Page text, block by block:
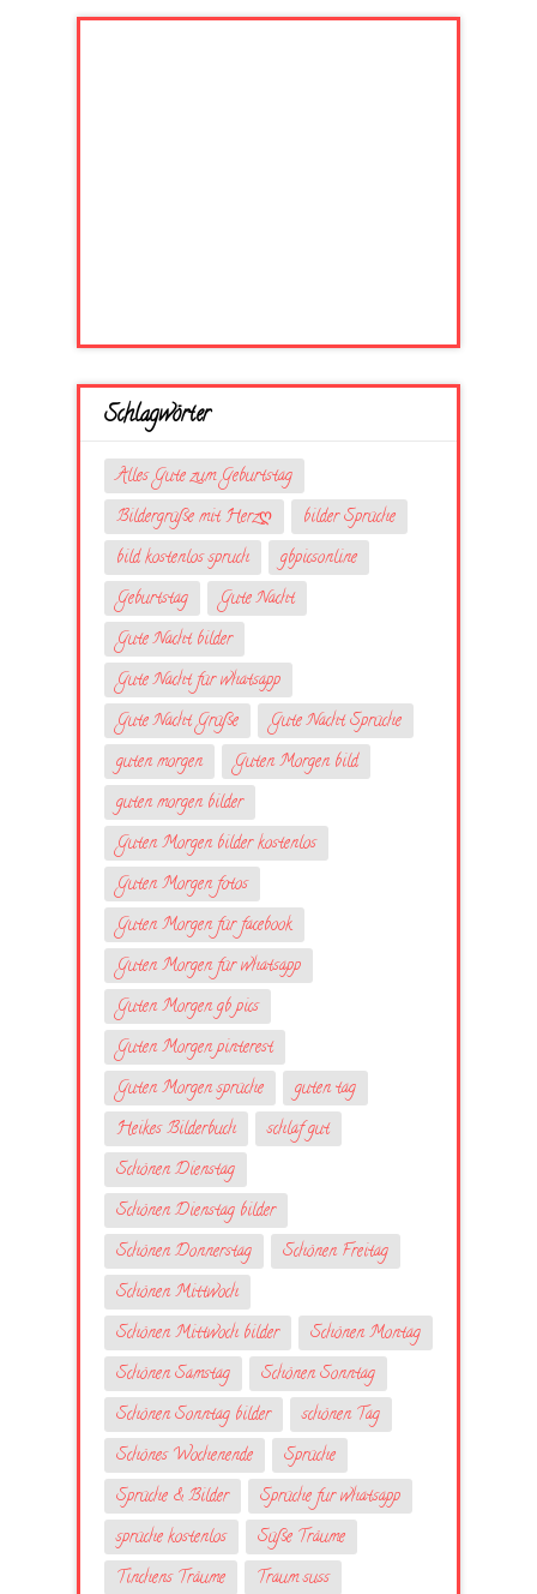
Schlagwörter
Alles Gute zum Geburtstag
Bildergrüße mit Herzღ
bilder Sprüche
bild kostenlos spruch
gbpicsonline
Geburtstag
Gute Nacht
Gute Nacht bilder
Gute Nacht für whatsapp
Gute Nacht Grüße
Gute Nacht Sprüche
guten morgen
Guten Morgen bild
guten morgen bilder
Guten Morgen bilder kostenlos
Guten Morgen fotos
Guten Morgen für facebook
Guten Morgen für whatsapp
Guten Morgen gb pics
Guten Morgen pinterest
Guten Morgen sprüche
guten tag
Heikes Bilderbuch
schlaf gut
Schönen Dienstag
Schönen Dienstag bilder
Schönen Donnerstag
Schönen Freitag
Schönen Mittwoch
Schönen Mittwoch bilder
Schönen Montag
Schönen Samstag
Schönen Sonntag
Schönen Sonntag bilder
schönen Tag
Schönes Wochenende
Sprüche
Sprüche & Bilder
Sprüche fur whatsapp
sprüche kostenlos
Süße Träume
Tinchens Träume
Traum suss